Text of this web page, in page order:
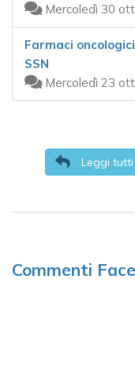
Mercoledì 30
Farmaci
SSN
Mercoledì 23
Leggi tutti
Commenti